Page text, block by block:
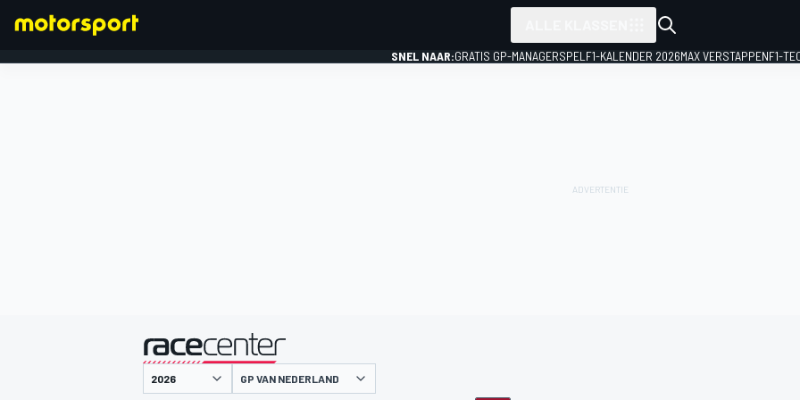
SNEL NAAR:GRATIS GP-MANAGERSPEL F1-KALENDER 2026MAX VERSTAPPENF1-
gepresenteerd door
GP VAN NEDERLAND